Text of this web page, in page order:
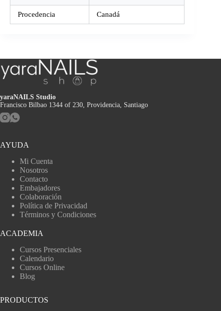
Procedencia Canadá
yaraNAILS Studio
Francisco Bilbao 1344 of 230, Providencia, Santiago
AYUDA
Mi Cuenta
Nosotros
Contacto
Embajadores
Colaboración
Política de Privacidad
Términos y Condiciones
ACADEMIA
Cursos Presenciales
Calendario
Cursos Online
Blog
PRODUCTOS